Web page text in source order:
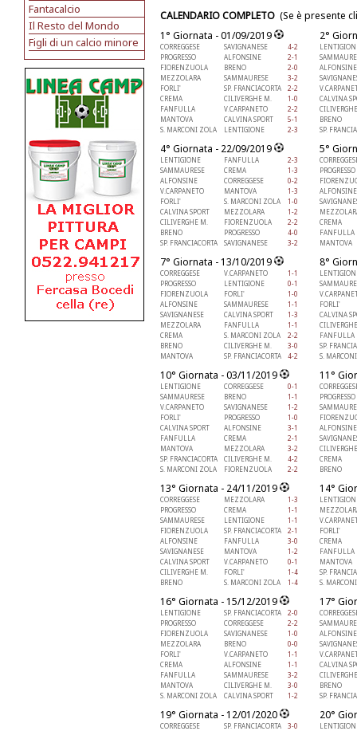
Fantacalcio
Il Resto del Mondo
Figli di un calcio minore
CALENDARIO COMPLETO (Se è presente
1° Giornata - 01/09/2019
CORREGGESE SAVIGNANESE
4-2
PROGRESSO
ALFONSINE
2-1
FIORENZUOLA
BRENO
2-0
MEZZOLARA
SAMMAURESE
3-2
FORLI'
SP. FRANCIACORTA
2-2
CREMA
CILIVERGHE M.
1-0
FANFULLA
V.CARPANETO
2-2
MANTOVA
CALVINA SPORT
5-1
S. MARCONI ZOLA
LENTIGIONE 2-3
4° Giornata - 22/09/2019
LENTIGIONE FANFULLA
2-3
SAMMAURESE
CREMA
1-3
ALFONSINE
CORREGGESE
0-2
V.CARPANETO
MANTOVA
1-3
FORLI'
S. MARCONI ZOLA
1-0
CALVINA SPORT
MEZZOLARA
1-2
CILIVERGHE M.
FIORENZUOLA
2-2
BRENO
PROGRESSO
4-0
SP. FRANCIACORTA
SAVIGNANESE 3-2
7° Giornata - 13/10/2019
CORREGGESE V.CARPANETO
1-1
PROGRESSO
LENTIGIONE
0-1
FIORENZUOLA
FORLI'
1-0
ALFONSINE
SAMMAURESE
1-1
SAVIGNANESE
CALVINA SPORT
1-3
MEZZOLARA
FANFULLA
1-1
CREMA
S. MARCONI ZOLA
2-2
BRENO
CILIVERGHE M.
3-0
MANTOVA
SP. FRANCIACORTA 4-2
10° Giornata - 03/11/2019
LENTIGIONE CORREGGESE
0-1
SAMMAURESE
BRENO
1-1
V.CARPANETO
SAVIGNANESE
1-2
FORLI'
PROGRESSO
1-0
CALVINA SPORT
ALFONSINE
3-1
FANFULLA
CREMA
2-1
MANTOVA
MEZZOLARA
3-2
SP. FRANCIACORTA
CILIVERGHE M.
4-2
S. MARCONI ZOLA
FIORENZUOLA 2-2
13° Giornata - 24/11/2019
CORREGGESE MEZZOLARA
1-3
PROGRESSO
CREMA
1-1
SAMMAURESE
LENTIGIONE
1-1
FIORENZUOLA
SP. FRANCIACORTA
2-1
ALFONSINE
FANFULLA
3-0
SAVIGNANESE
MANTOVA
1-2
CALVINA SPORT
V.CARPANETO
0-1
CILIVERGHE M.
FORLI'
1-4
BRENO
S. MARCONI ZOLA 1-4
16° Giornata - 15/12/2019
LENTIGIONE SP. FRANCIACORTA
2-0
PROGRESSO
CORREGGESE
2-2
FIORENZUOLA
SAVIGNANESE
1-0
MEZZOLARA
BRENO
0-0
FORLI'
V.CARPANETO
1-1
CREMA
ALFONSINE
1-1
FANFULLA
SAMMAURESE
3-2
MANTOVA
CILIVERGHE M.
3-0
S. MARCONI ZOLA
CALVINA SPORT 1-2
19° Giornata - 12/01/2020
CORREGGESE SP. FRANCIACORTA
3-0
2°
ALFONSINE
CALVINA
BRENO
SP.
5°
PROGRESSO
ALFONSINE
CREMA
FANFULLA
MANTOVA
8°
FORLI'
CALVINA
FANFULLA
SP.
S.
11°
PROGRESSO
ALFONSINE
CREMA
BRENO
14°
FORLI'
CREMA
FANFULLA
MANTOVA
SP.
S.
17°
ALFONSINE
CALVINA
BRENO
SP.
20°